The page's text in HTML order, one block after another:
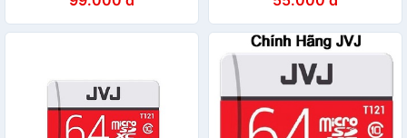
Bảo hành 1 năm 1 đổi 1